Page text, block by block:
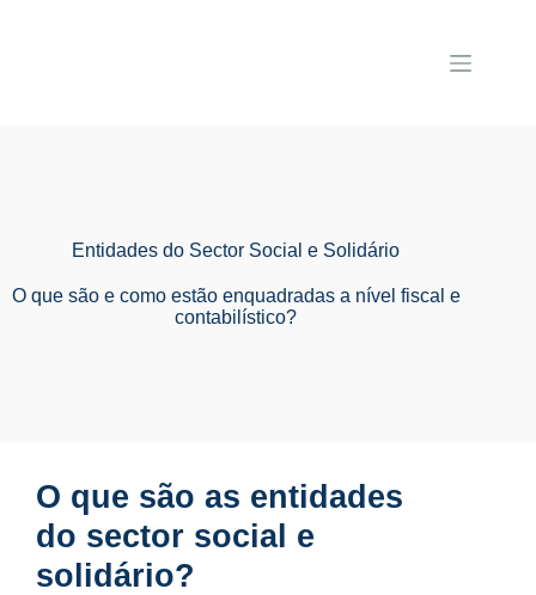
Entidades do Sector Social e Solidário
O que são e como estão enquadradas a nível fiscal e
contabilístico?
O que são as entidades
do sector social e
solidário?